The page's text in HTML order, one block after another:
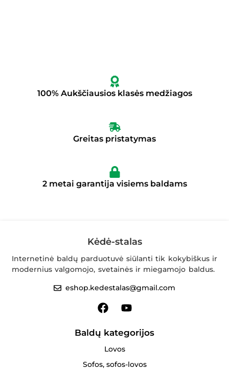
100% Aukščiausios klasės medžiagos
Greitas pristatymas
2 metai garantija visiems baldams
Kėdė-stalas
Internetinė baldų parduotuvė siūlanti tik kokybiškus ir
modernius valgomojo, svetainės ir miegamojo baldus.
eshop.kedestalas@gmail.com
Baldų kategorijos
Lovos
Sofos, sofos-lovos